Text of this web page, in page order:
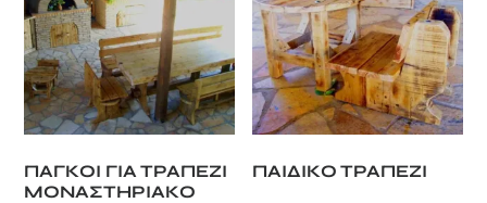
ΠΑΓΚΟΙ ΓΙΑ ΤΡΑΠΕΖΙ
ΜΟΝΑΣΤΗΡΙΑΚΟ
ΠΑΙΔΙΚΟ ΤΡΑΠΕΖΙ